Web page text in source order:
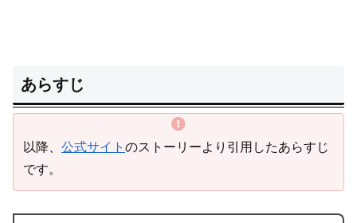
あらすじ
以降、 公式サイト のストーリーより引用したあらすじ
です。